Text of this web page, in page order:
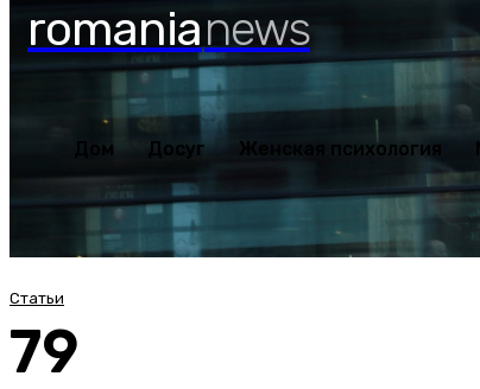
romanianews
Дом Досуг Женская психология
Статьи
79